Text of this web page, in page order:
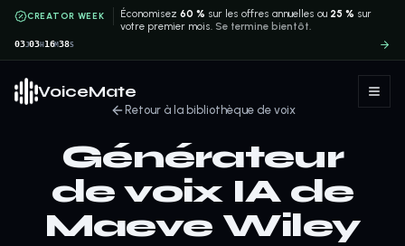
CREATOR WEEK Économisez60 % sur les offres annuelles ou 25 % sur
votre premier mois. Se termine bientôt.
03J03H 16M38S
VoiceMate
Retour à la bibliothèque de voix
Générateur
de voix IA de
Maeve Wiley